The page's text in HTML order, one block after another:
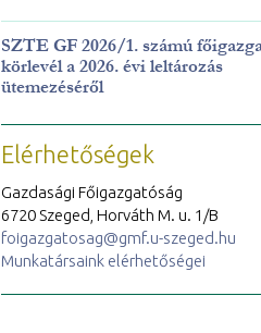
SZTE GF 2026/1. számú
körlevél a 2026. évi leltározás
ütemezéséről
Elérhetőségek
Gazdasági Főigazgatóság
6720 Szeged, Horváth M. u. 1/B
foigazgatosag@gmf.u-szeged.hu
Munkatársaink elérhetőségei